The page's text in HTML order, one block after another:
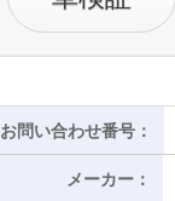
お問い合わせ番号：
メーカー：